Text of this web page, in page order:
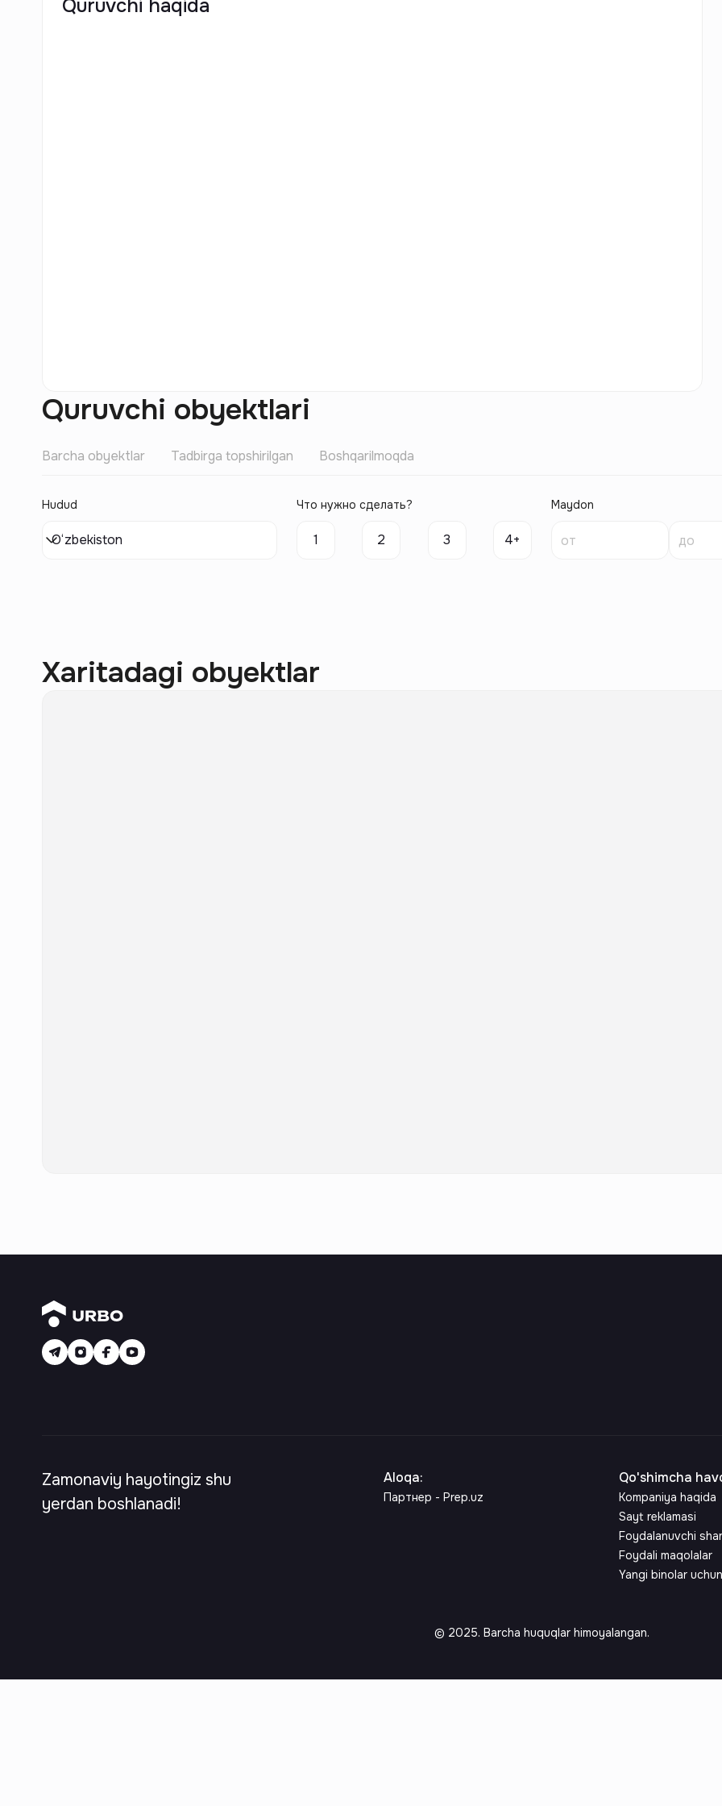
Quruvchi haqida
Quruvchi obyektlari
Barcha obyektlar Tadbirga topshirilgan Boshqarilmoqda
Hudud
O‘zbekiston
Что нужно сделать?
1 2 3 4+
Maydon
Xaritadagi obyektlar
Zamonaviy hayotingiz shu
yerdan boshlanadi!
Aloqa:
Партнер - Prep.uz
Qo'shimcha
Kompaniya haqida
Sayt reklamasi
Foydalanuvchi
Foydali maqolalar
Yangi binolar
© 2025. Barcha huquqlar himoyalangan.